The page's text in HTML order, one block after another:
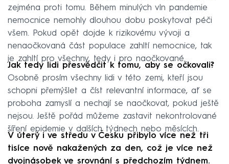
zejména proti tomu. Během minulých vln pandemie
nemocnice nemohly dlouhou dobu poskytovat péči
všem. Pokud opět dojde k rizikovému vývoji a
nenaočkovaná část populace zahltí nemocnice, tak
je zahltí pro všechny, tedy i pro naočkované.
Jak tedy lidi přesvědčit k tomu, aby se očkovali?
Osobně prosím všechny lidi v této zemi, kteří jsou
schopni přemýšlet a číst relevantní informace, ať se
proboha zamyslí a nechají se naočkovat, pokud ještě
nejsou. Ještě pořád můžeme zastavit nekontrolované
šíření epidemie v dalších týdnech nebo měsících.
V úterý i ve středu v Česku přibylo více než tři
tisíce nově nakažených za den, což je více než
dvojnásobek ve srovnání s předchozím týdnem.